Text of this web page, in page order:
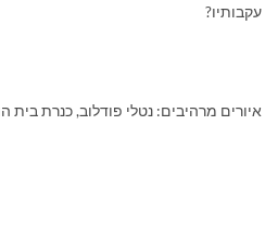
עקבותיו?
איורים מרהיבים: נטלי פודלוב, כנרת בית